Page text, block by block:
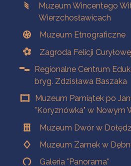
Muzeum Wincentego
Wierzchosławicach
Muzeum Etnograficzne
Zagroda Felicji
Regionalne Centrum
bryg. Zdzisława Baszaka
Muzeum Pamiątek po
"Koryznówka" w Nowym
Muzeum Dwór w
Muzeum Zamek w
Galeria "Panorama"